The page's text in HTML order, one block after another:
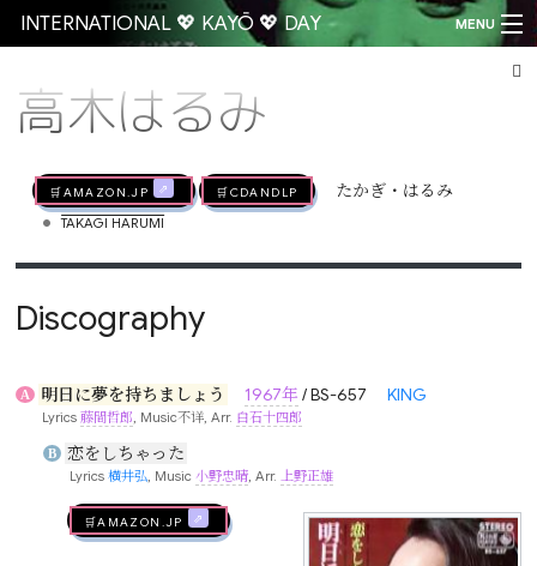
INTERNATIONAL 💖 KAYŌ 💖 DAY MENU
高木はるみ
🛒AMAZON.jp 🛒CDandLP たかぎ・はるみ
• TAKAGI HARUMI
Discography
A 明日に夢を持ちましょう 1967年 / BS-657 KING
Lyrics藤間哲郎 , Music不详, Arr. 白石十四郎
B 恋をしちゃった
Lyrics 横井弘, Music 小野忠晴, Arr. 上野正雄
🛒AMAZON.jp